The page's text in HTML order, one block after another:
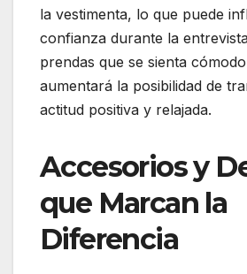
la vestimenta, lo que puede
confianza durante la
prendas que se sienta
aumentará la posibilidad de
actitud positiva y relajada.
Accesorios y
que Marcan la
Diferencia